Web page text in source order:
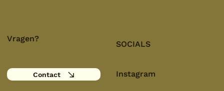
SOCIALS
Instagram
Vragen?
Contact